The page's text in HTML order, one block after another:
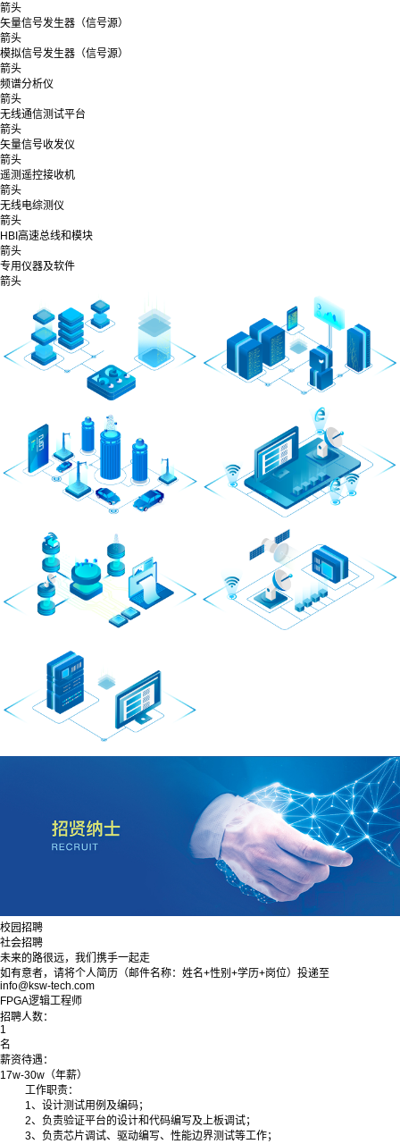
箭头
矢量信号发生器（信号源）
箭头
模拟信号发生器（信号源）
箭头
频谱分析仪
箭头
无线通信测试平台
箭头
矢量信号收发仪
箭头
遥测遥控接收机
箭头
无线电综测仪
箭头
HBI高速总线和模块
箭头
专用仪器及软件
箭头
校园招聘
社会招聘
未来的路很远，我们携手一起走
如有意者，请将个人简历（邮件名称：姓名+性别+学历+岗位）投递至
info@ksw-tech.com
FPGA逻辑工程师
招聘人数：
1
名
薪资待遇：
17w-30w（年薪）
工作职责：
1、设计测试用例及编码；
2、负责验证平台的设计和代码编写及上板调试；
3、负责芯片调试、驱动编写、性能边界测试等工作；